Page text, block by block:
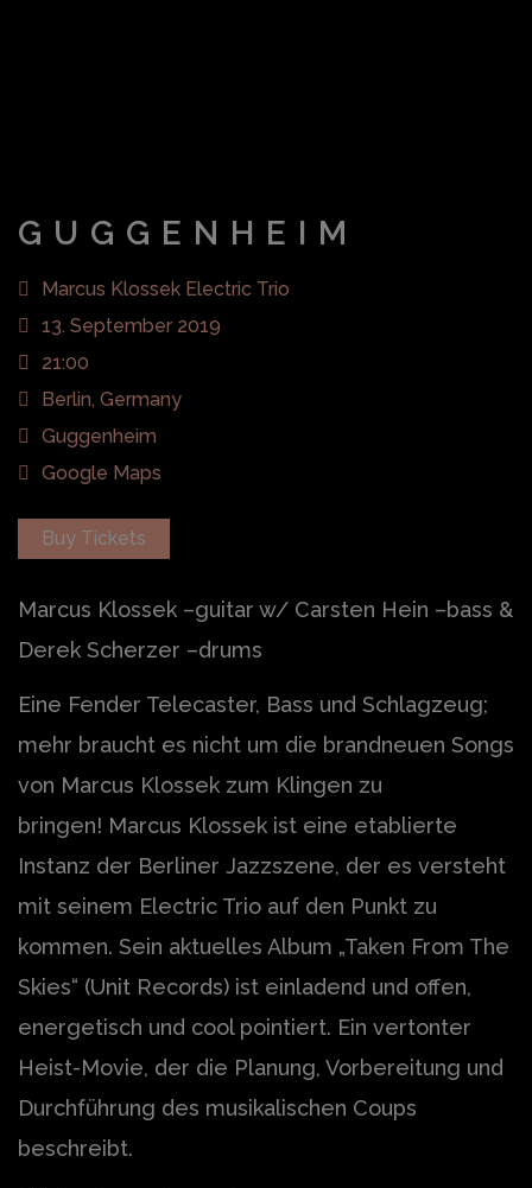
GUGGENHEIM
Marcus Klossek Electric Trio
13. September 2019
21:00
Berlin, Germany
Guggenheim
Google Maps
Buy Tickets
Marcus Klossek –guitar w/ Carsten Hein –bass &
Derek Scherzer –drums
Eine Fender Telecaster, Bass und Schlagzeug;
mehr braucht es nicht um die brandneuen Songs
von Marcus Klossek zum Klingen zu
bringen! Marcus Klossek ist eine etablierte
Instanz der Berliner Jazzszene, der es versteht
mit seinem Electric Trio auf den Punkt zu
kommen. Sein aktuelles Album „Taken From The
Skies“ (Unit Records) ist einladend und offen,
energetisch und cool pointiert. Ein vertonter
Heist-Movie, der die Planung, Vorbereitung und
Durchführung des musikalischen Coups
beschreibt.